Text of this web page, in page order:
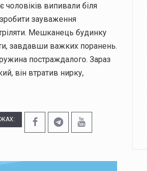
чоловіків випивали біля
зауваження
Мешканець будинку
завдавши важких поранень.
постраждалого. Зараз
він втратив нирку,